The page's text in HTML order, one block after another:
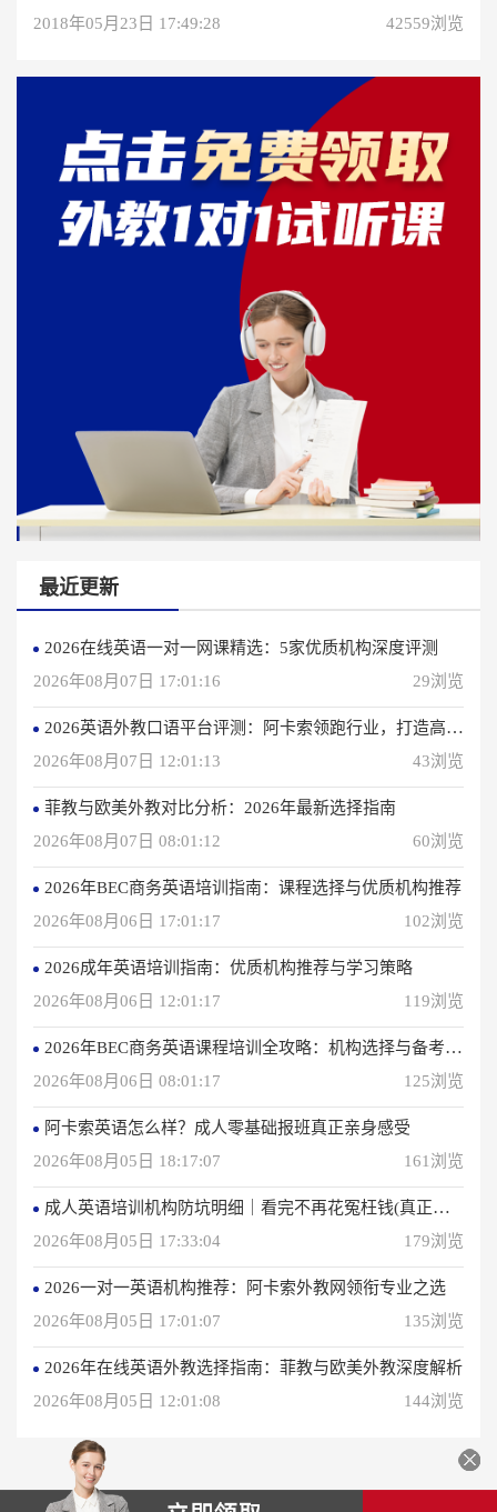
2018年05月23日 17:49:28
42559浏览
最近更新
2026在线英语一对一网课精选：5家优质机构深度评测
2026年08月07日 17:01:16
29浏览
2026英语外教口语平台评测：阿卡索领跑行业，打造高效学习体验
2026年08月07日 12:01:13
43浏览
菲教与欧美外教对比分析：2026年最新选择指南
2026年08月07日 08:01:12
60浏览
2026年BEC商务英语培训指南：课程选择与优质机构推荐
2026年08月06日 17:01:17
102浏览
2026成年英语培训指南：优质机构推荐与学习策略
2026年08月06日 12:01:17
119浏览
2026年BEC商务英语课程培训全攻略：机构选择与备考指南
2026年08月06日 08:01:17
125浏览
阿卡索英语怎么样？成人零基础报班真正亲身感受
2026年08月05日 18:17:07
161浏览
成人英语培训机构防坑明细｜看完不再花冤枉钱(真正的用户反馈)
2026年08月05日 17:33:04
179浏览
2026一对一英语机构推荐：阿卡索外教网领衔专业之选
2026年08月05日 17:01:07
135浏览
2026年在线英语外教选择指南：菲教与欧美外教深度解析
2026年08月05日 12:01:08
144浏览